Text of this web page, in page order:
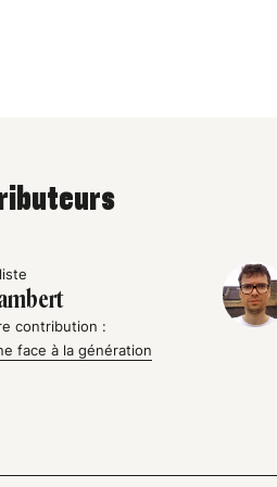
contribution :
face à la génération